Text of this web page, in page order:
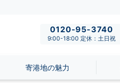
0120-95-3740
9:00-18:00 定休：土日祝
寄港地の魅力